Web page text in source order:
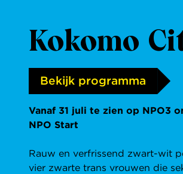
Kokomo
Bekijk programma
Vanaf 31 juli te zien op NPO3
NPO Start
Rauw en verfrissend zwart-wit
vier zwarte trans vrouwen die